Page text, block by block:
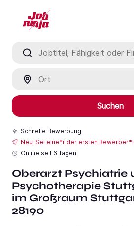
Suchen
Schnelle Bewerbung
Neu: Sei eine*r der ersten
Online seit 6 Tagen
Oberarzt Psychiatrie
Psychotherapie
im Großraum
28190